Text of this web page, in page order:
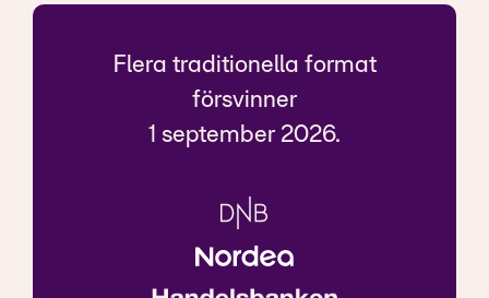
Flera traditionella format
försvinner
1 september 2026.